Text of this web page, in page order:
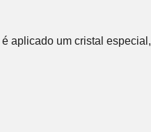
aplicado um cristal especial,